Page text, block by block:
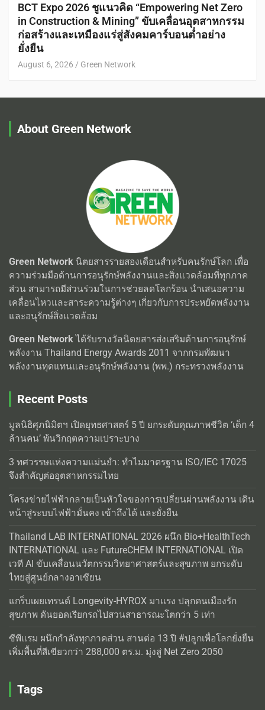
BCT Expo 2026 ชูแนวคิด “Empowering Net Zero
in Construction & Mining” ขับเคลื่อนอุตสาหกรรม
ก่อสร้างและเหมืองแร่สู่สังคมคาร์บอนต่ำอย่าง
ยั่งยืน
August 6, 2026 Green Network
About Green Network
Green Network นิตยสารรายสองเดือนสำหรับคนรักษ์โลก เพื่อ
ความร่วมมือด้านการอนุรักษ์พลังงานและสิ่งแวดล้อมที่ทุกภาค
ส่วน สามารถมีส่วนร่วมในการช่วยลดโลกร้อน นำเสนอความ
เคลื่อนไหวและสาระความรู้ต่างๆ เกี่ยวกับการประหยัดพลังงาน
และอนุรักษ์สิ่งแวดล้อม
Green Networkได้รับรางวัลนิตยสารส่งเสริมด้านการอนุรักษ์
พลังงาน Thailand Energy Awards 2011 จากกรมพัฒนา
พลังงานทุดแทนและอนุรักษ์พลังงาน (พพ.) กระทรวงพลังงาน
Recent Posts
มูลนิธิศุภนิมิตฯ เปิดยุทธศาสตร์ 5 ปี ยกระดับคุณภาพชีวิต ‘เด็ก 4
ล้านคน’ พ้นวิกฤตความเปราะบาง
3 ทศวรรษแห่งความแม่นยำ: ทำไมมาตรฐาน ISO/IEC 17025
จึงสำคัญต่ออุตสาหกรรมไทย
โครงข่ายไฟฟ้ากลายเป็นหัวใจของการเปลี่ยนผ่านพลังงาน เดิน
หน้าสู่ระบบไฟฟ้ามั่นคง เข้าถึงได้ และยั่งยืน
Thailand LAB INTERNATIONAL 2026 ผนึก Bio+HealthTech
INTERNATIONAL และ FutureCHEM INTERNATIONAL เปิด
เวที AI ขับเคลื่อนนวัตกรรมวิทยาศาสตร์และสุขภาพ ยกระดับ
ไทยสู่ศูนย์กลางอาเซียน
แกร็บเผยเทรนด์ Longevity-HYROX มาแรง ปลุกคนเมืองรัก
สุขภาพ ดันยอดเรียกรถไปสวนสาธารณะโตกว่า 5 เท่า
ซีพีแรม ผนึกกำลังทุกภาคส่วน สานต่อ 13 ปี #ปลูกเพื่อโลกยั่งยืน
เพิ่มพื้นที่สีเขียวกว่า 288,000 ตร.ม. มุ่งสู่ Net Zero 2050
Tags